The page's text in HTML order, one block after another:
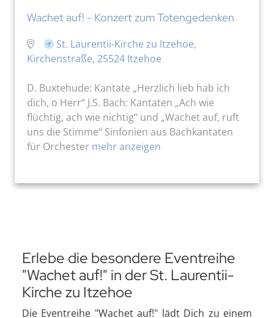
Wachet auf! - Konzert zum Totengedenken
St. Laurentii-Kirche zu Itzehoe,
Kirchenstraße, 25524 Itzehoe
D. Buxtehude: Kantate „Herzlich lieb hab ich
dich, o Herr“ J.S. Bach: Kantaten „Ach wie
flüchtig, ach wie nichtig“ und „Wachet auf, ruft
uns die Stimme“ Sinfonien aus Bachkantaten
für Orchester mehr anzeigen
Erlebe die besondere Eventreihe
"Wachet auf!" in der St. Laurentii-
Kirche zu Itzehoe
Die Eventreihe "Wachet auf!" lädt Dich zu einem